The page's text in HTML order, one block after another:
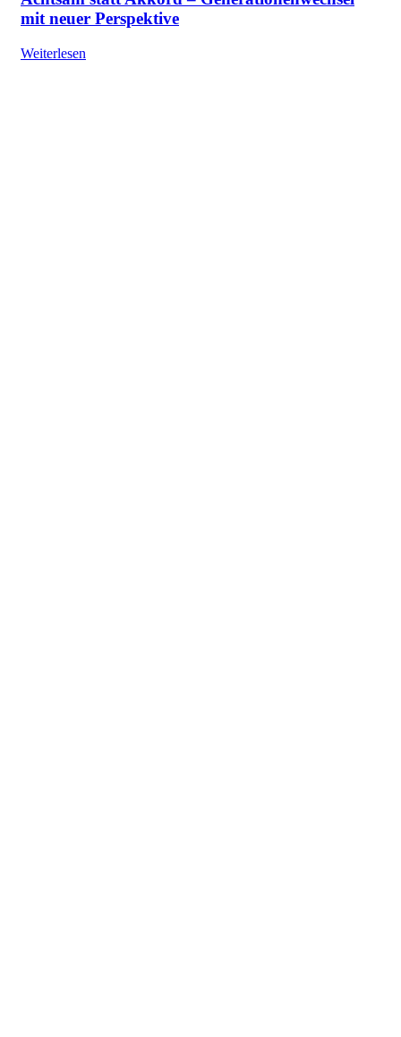
mit neuer Perspektive
Weiterlesen